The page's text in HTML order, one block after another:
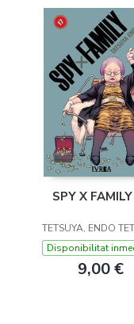
SPY X
TETSUYA, ENDO
Disponibilitat
9,00 €